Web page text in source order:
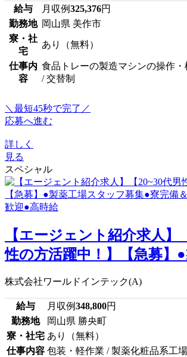
給与 月収例325,376円
勤務地
岡山県 美作市
寮・社
宅
あり（無料）
仕事内
容
食品トレーの製造マシンの操作
/ 交替制
＼最短45秒で完了／
応募へ進む
詳しく
見る
スペシャル
【エージェント紹介求人】
性の方活躍中！】【急募】
株式会社ワールドインテック(A)
給与 月収例348,800円
勤務地
岡山県 勝央町
寮・社宅 あり（無料）
仕事内容 包装・軽作業 / 製薬化粧品系工